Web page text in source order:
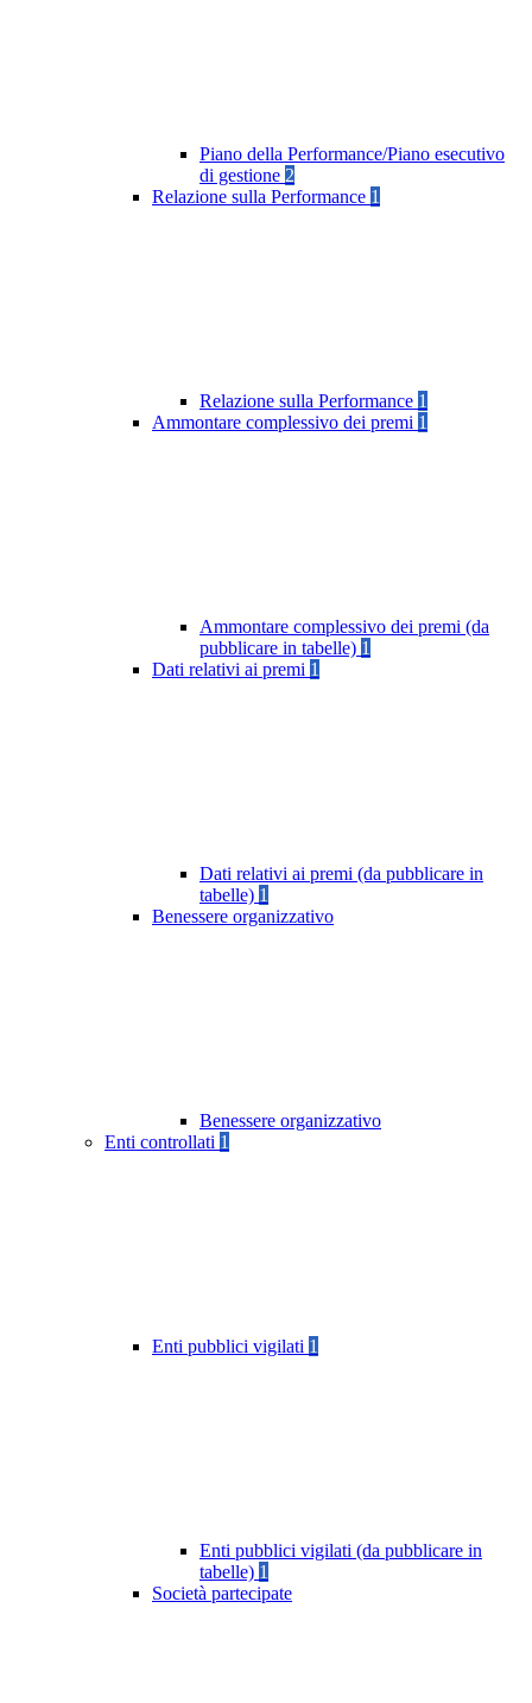
Piano della Performance/Piano esecutivo
di gestione 2
Relazione sulla Performance 1
Relazione sulla Performance 1
Ammontare complessivo dei premi 1
Ammontare complessivo dei premi (da
pubblicare in tabelle) 1
Dati relativi ai premi 1
Dati relativi ai premi (da pubblicare in
tabelle) 1
Benessere organizzativo
Benessere organizzativo
Enti controllati 1
Enti pubblici vigilati 1
Enti pubblici vigilati (da pubblicare in
tabelle) 1
Società partecipate